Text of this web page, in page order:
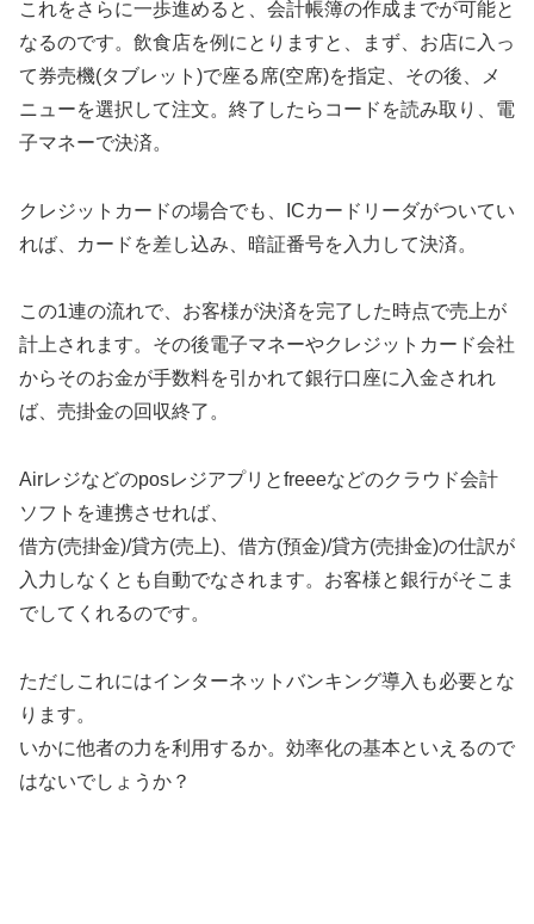
これをさらに一歩進めると、会計帳簿の作成までが可能と
なるのです。飲食店を例にとりますと、まず、お店に入っ
て券売機(タブレット)で座る席(空席)を指定、その後、メ
ニューを選択して注文。終了したらコードを読み取り、電
子マネーで決済。
クレジットカードの場合でも、ICカードリーダがついてい
れば、カードを差し込み、暗証番号を入力して決済。
この1連の流れで、お客様が決済を完了した時点で売上が
計上されます。その後電子マネーやクレジットカード会社
からそのお金が手数料を引かれて銀行口座に入金されれ
ば、売掛金の回収終了。
Airレジなどのposレジアプリとfreeeなどのクラウド会計
ソフトを連携させれば、
借方(売掛金)/貸方(売上)、借方(預金)/貸方(売掛金)の仕訳が
入力しなくとも自動でなされます。お客様と銀行がそこま
でしてくれるのです。
ただしこれにはインターネットバンキング導入も必要とな
ります。
いかに他者の力を利用するか。効率化の基本といえるので
はないでしょうか？